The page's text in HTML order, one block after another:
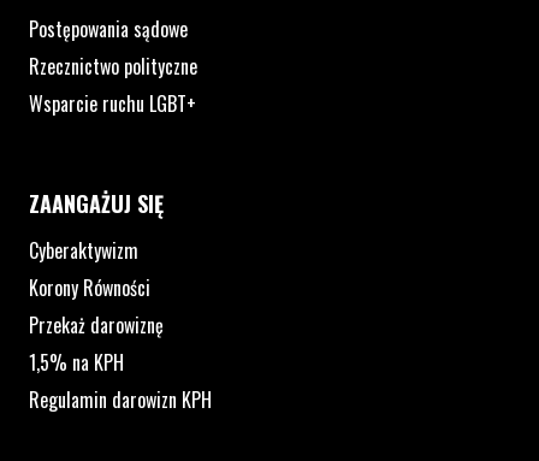
Postępowania sądowe
Rzecznictwo polityczne
Wsparcie ruchu LGBT+
ZAANGAŻUJ SIĘ
Cyberaktywizm
Korony Równości
Przekaż darowiznę
1,5% na KPH
Regulamin darowizn KPH